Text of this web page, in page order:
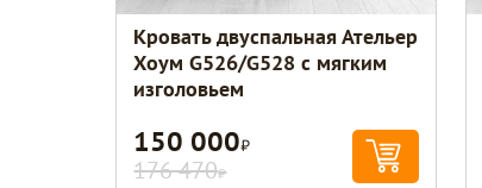
Кровать двуспальная Ательер
Хоум G526/G528 с мягким
изголовьем
150 000Р
176 470Р